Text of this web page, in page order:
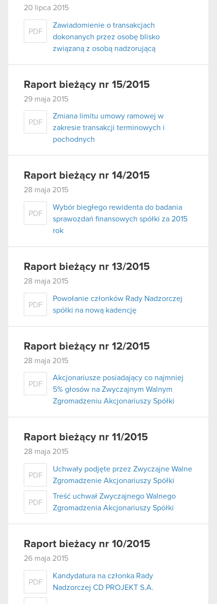
20 lipca 2015
PDF
Zawiadomienie o transakcjach
dokonanych przez osobę blisko
związaną z osobą nadzorującą
Raport bieżący nr 15/2015
29 maja 2015
PDF
Zmiana limitu umowy ramowej w
zakresie transakcji terminowych i
pochodnych
Raport bieżący nr 14/2015
28 maja 2015
PDF
Wybór biegłego rewidenta do badania
sprawozdań finansowych spółki za 2015
rok
Raport bieżący nr 13/2015
28 maja 2015
PDF
Powołanie członków Rady Nadzorczej
spółki na nową kadencję
Raport bieżący nr 12/2015
28 maja 2015
PDF
Akcjonariusze posiadający co najmniej
5% głosów na Zwyczajnym Walnym
Zgromadzeniu Akcjonariuszy Spółki
Raport bieżący nr 11/2015
28 maja 2015
PDF
Uchwały podjęte przez Zwyczajne Walne
Zgromadzenie Akcjonariuszy Spółki
PDF
Treść uchwał Zwyczajnego Walnego
Zgromadzenia Akcjonariuszy Spółki
Raport bieżacy nr 10/2015
26 maja 2015
PDF
Kandydatura na członka Rady
Nadzorczej CD PROJEKT S.A.